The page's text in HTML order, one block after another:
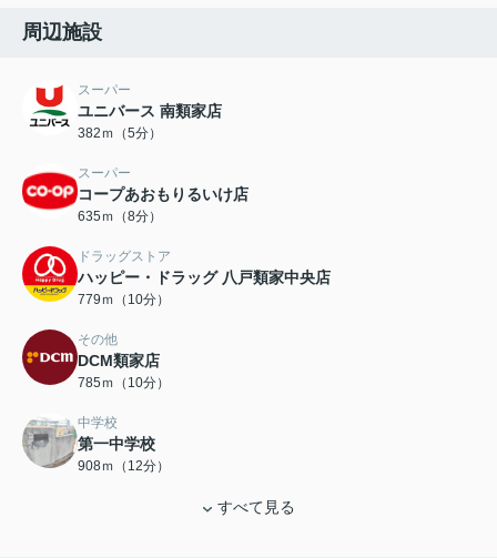
周辺施設
スーパー
ユニバース 南類家店
382ｍ（5分）
スーパー
コープあおもりるいけ店
635ｍ（8分）
ドラッグストア
ハッピー・ドラッグ 八戸類家中央店
779ｍ（10分）
その他
DCM類家店
785ｍ（10分）
中学校
第一中学校
908ｍ（12分）
すべて見る